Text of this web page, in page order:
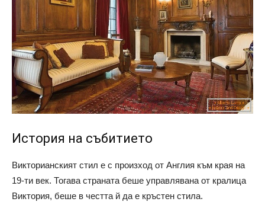
История на събитието
Викторианският стил е с произход от Англия към края на
19-ти век. Тогава страната беше управлявана от кралица
Виктория, беше в честта й да е кръстен стила.